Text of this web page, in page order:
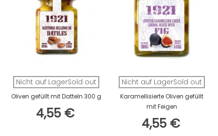
Nicht auf LagerSold out
Oliven gefüllt mit Datteln 300 g
4,55 €
Nicht auf LagerSold out
Karamellisierte Oliven gefüllt
mit Feigen
4,55 €